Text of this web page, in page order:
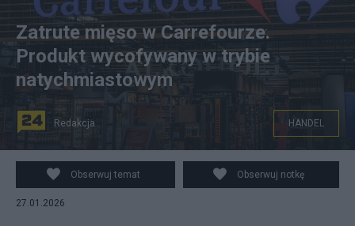
Zatrute mięso w Carrefourze.
Produkt wycofywany w trybie
natychmiastowym
Redakcja HANDEL
Obserwuj temat Obserwuj notkę
27.01.2026